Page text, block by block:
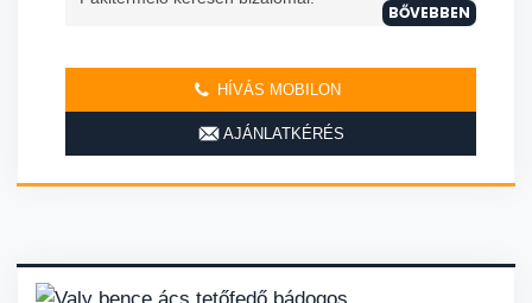
BŐVEBBEN
HÍVÁS MOBILON
AJÁNLATKÉRÉS